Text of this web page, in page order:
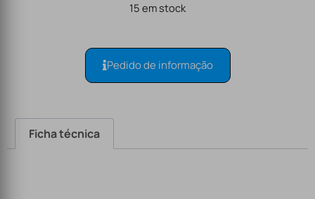
15 em stock
Pedido de informação
Ficha técnica